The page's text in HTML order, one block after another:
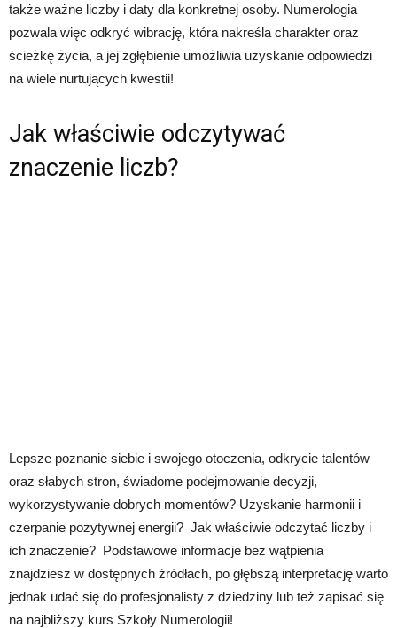
także ważne liczby i daty dla konkretnej osoby. Numerologia
pozwala więc odkryć wibrację, która nakreśla charakter oraz
ścieżkę życia, a jej zgłębienie umożliwia uzyskanie odpowiedzi
na wiele nurtujących kwestii!
Jak właściwie odczytywać
znaczenie liczb?
Lepsze poznanie siebie i swojego otoczenia, odkrycie talentów
oraz słabych stron, świadome podejmowanie decyzji,
wykorzystywanie dobrych momentów? Uzyskanie harmonii i
czerpanie pozytywnej energii? Jak właściwie odczytać liczby i
ich znaczenie? Podstawowe informacje bez wątpienia
znajdziesz w dostępnych źródłach, po głębszą interpretację warto
jednak udać się do profesjonalisty z dziedziny lub też zapisać się
na najbliższy kurs Szkoły Numerologii!